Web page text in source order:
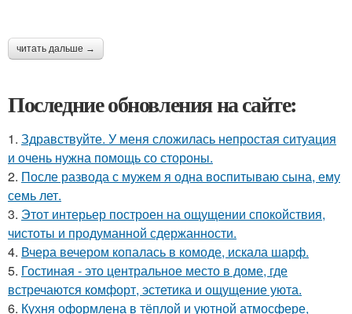
читать дальше →
Последние обновления на сайте:
1. Здравствуйте. У меня сложилась непростая ситуация
и очень нужна помощь со стороны.
2. После развода с мужем я одна воспитываю сына, ему
семь лет.
3. Этот интерьер построен на ощущении спокойствия,
чистоты и продуманной сдержанности.
4. Вчера вечером копалась в комоде, искала шарф.
5. Гостиная - это центральное место в доме, где
встречаются комфорт, эстетика и ощущение уюта.
6. Кухня оформлена в тёплой и уютной атмосфере,